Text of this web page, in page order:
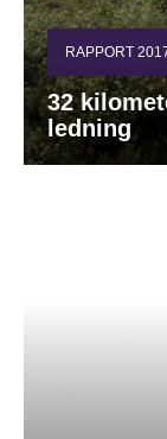
RAPPORT
32
ledning